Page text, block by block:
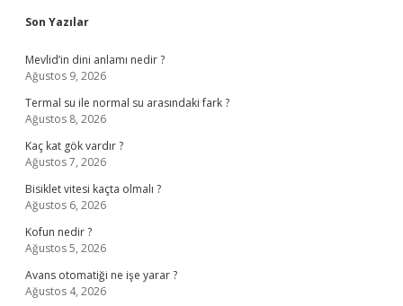
Sidebar
Son Yazılar
Mevlid’in dini anlamı nedir ?
Ağustos 9, 2026
Termal su ile normal su arasındaki fark ?
Ağustos 8, 2026
Kaç kat gök vardır ?
Ağustos 7, 2026
Bisiklet vitesi kaçta olmalı ?
Ağustos 6, 2026
Kofun nedir ?
Ağustos 5, 2026
Avans otomatiği ne işe yarar ?
Ağustos 4, 2026